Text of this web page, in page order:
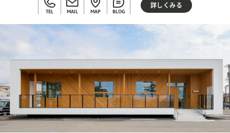
TEL MAIL MAP BLOG
詳しくみる